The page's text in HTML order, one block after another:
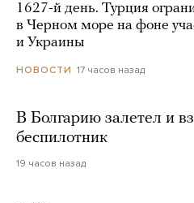
1627-й день. Турция
в Черном море на фоне
и Украины
НОВОСТИ 17 часов назад
В Болгарию залетел и
беспилотник
19 часов назад